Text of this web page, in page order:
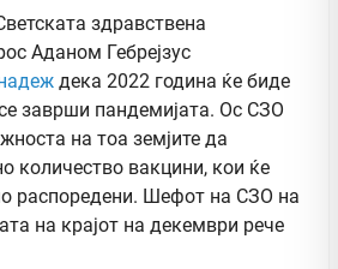
здравствена
Аданом Гебрејзус
дека 2022 година ќе биде
заврши пандемијата. Ос СЗО
на тоа земјите да
количество вакцини, кои ќе
распоредени. Шефот на СЗО на
на крајот на декември рече